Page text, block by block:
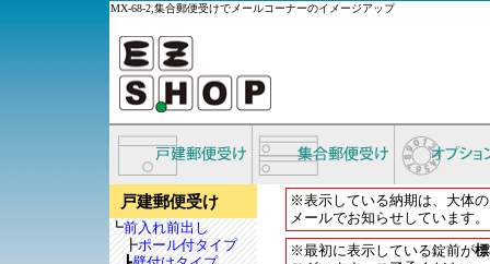
MX-68-2,集合郵便受けでメールコーナーのイメージアップ
戸建郵便受け
┗前入れ前出し
┣ポール付タイプ
※表示している納期は、大体
メールでお知らせしています。
※最初に表示している錠前が